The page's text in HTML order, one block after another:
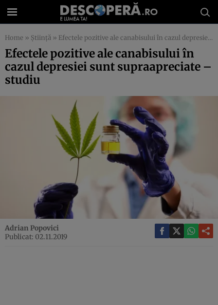
Home » Știință » Efectele pozitive ale canabisului în cazul depresiei sunt supraapreciate – studiu
Efectele pozitive ale canabisului în
cazul depresiei sunt supraapreciate –
studiu
Adrian Popovici
Publicat: 02.11.2019